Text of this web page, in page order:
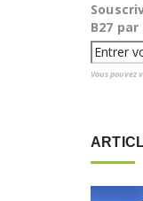
B27
Vous pouvez